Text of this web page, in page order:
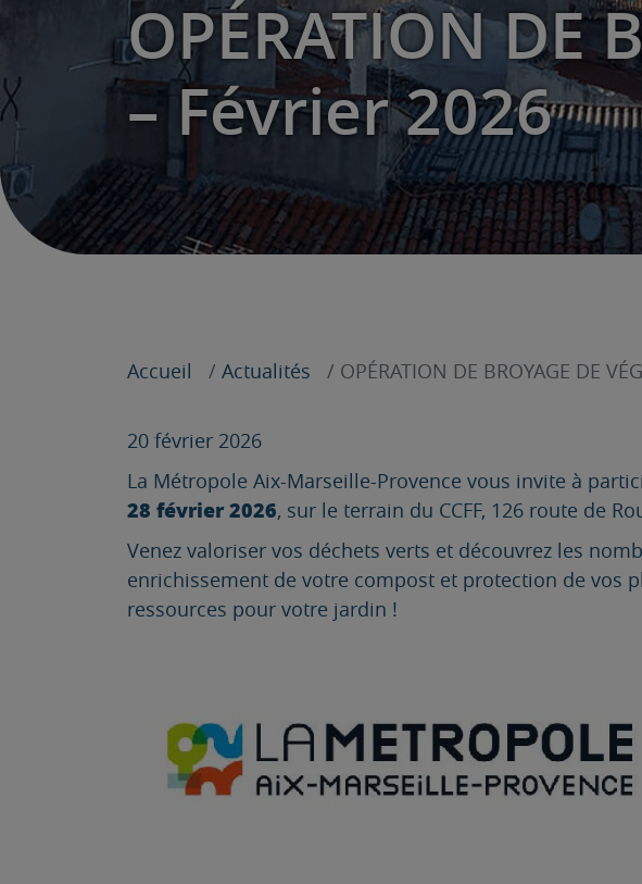
OPÉRATION DE
– Février 2026
Accueil Actualités OPÉRATION DE BROYAGE DE
20 février 2026
La Métropole Aix-Marseille-Provence vous invite à
28 février 2026, sur le terrain du CCFF, 126 route de
Venez valoriser vos déchets verts et découvrez les
enrichissement de votre compost et protection de vos
ressources pour votre jardin !